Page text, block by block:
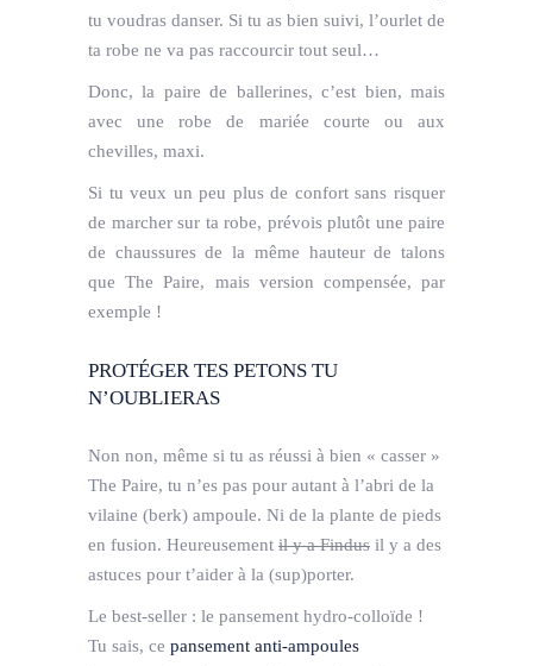
tu voudras danser. Si tu as bien suivi, l’ourlet de
ta robe ne va pas raccourcir tout seul…
Donc, la paire de ballerines, c’est bien, mais
avec une robe de mariée courte ou aux
chevilles, maxi.
Si tu veux un peu plus de confort sans risquer
de marcher sur ta robe, prévois plutôt une paire
de chaussures de la même hauteur de talons
que The Paire, mais version compensée, par
exemple !
PROTÉGER TES PETONS TU
N’OUBLIERAS
Non non, même si tu as réussi à bien « casser »
The Paire, tu n’es pas pour autant à l’abri de la
vilaine (berk) ampoule. Ni de la plante de pieds
en fusion. Heureusement il y a Findus il y a des
astuces pour t’aider à la (sup)porter.
Le best-seller : le pansement hydro-colloïde !
Tu sais, ce pansement anti-ampoules